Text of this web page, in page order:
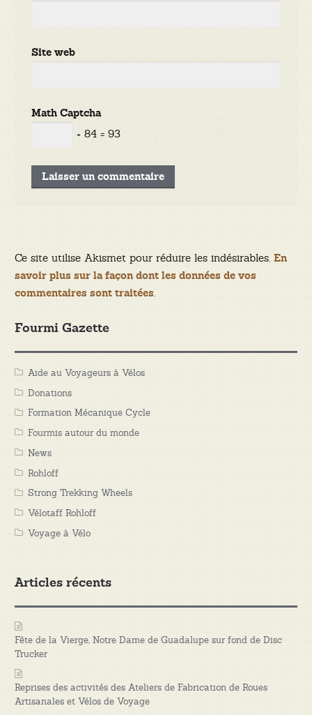
Site web
Math Captcha
+ 84 = 93
Ce site utilise Akismet pour réduire les indésirables. En
savoir plus sur la façon dont les données de vos
commentaires sont traitées.
Fourmi Gazette
Aide au Voyageurs à Vélos
Donations
Formation Mécanique Cycle
Fourmis autour du monde
News
Rohloff
Strong Trekking Wheels
Vélotaff Rohloff
Voyage à Vélo
Articles récents
Fête de la Vierge, Notre Dame de Guadalupe sur fond de Disc
Trucker
Reprises des activités des Ateliers de Fabrication de Roues
Artisanales et Vélos de Voyage